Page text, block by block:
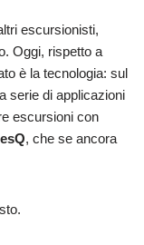
escursionisti,
Oggi, rispetto a
è la tecnologia: sul
serie di applicazioni
escursioni con
, che se ancora